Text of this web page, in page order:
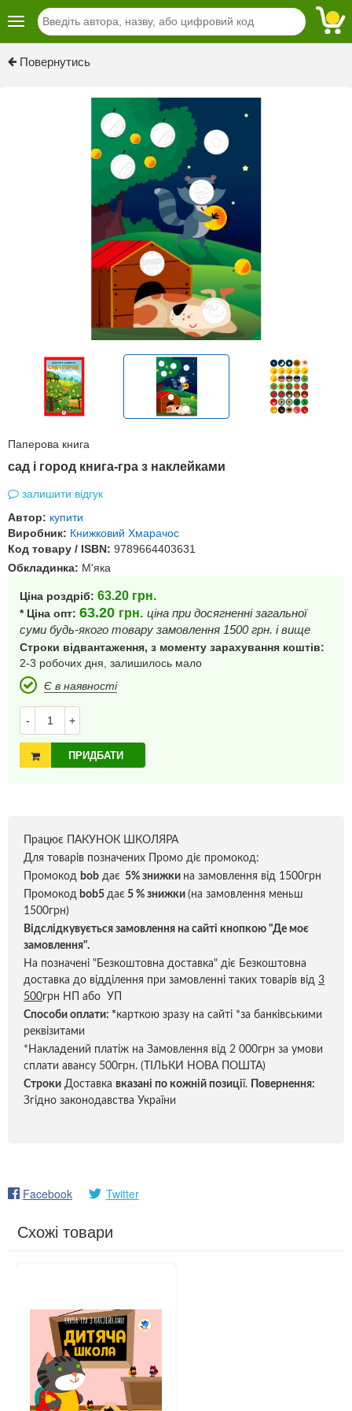
Повернутись
Паперова книга
сад і город книга-гра з наклейками
залишити відгук
Автор: купити
Виробник: Книжковий Хмарачос
Код товару / ISBN: 9789664403631
Обкладинка: М'яка
Ціна роздріб: 63.20 грн.
* Ціна опт: 63.20 грн. ціна при досягненні загальної
суми будь-якого товару замовлення 1500 грн. і вище
Строки відвантаження, з моменту зарахування коштів:
2-3 робочих дня, залишилось мало
Є в наявності
- +
ПРИДБАТИ
Працює ПАКУНОК ШКОЛЯРА
Для товарів позначених Промо діє промокод:
Промокод bob дає 5% знижки на замовлення від 1500грн
Промокод bob5 дає 5 % знижки (на замовлення меньш
1500грн)
Відслідкувується замовлення на сайті кнопкою "Де моє
замовлення".
На позначені "Безкоштовна доставка" діє Безкоштовна
доставка до відділення при замовленні таких товарів від 3
500грн НП або УП
Способи оплати: *карткою зразу на сайті *за банківськими
реквізитами
*Накладений платіж на Замовлення від 2 000грн за умови
сплати авансу 500грн. (ТІЛЬКИ НОВА ПОШТА)
Строки Доставка вказані по кожній позиції.
Повернення:
Згідно законодавства України
Facebook Twitter
Схожі товари